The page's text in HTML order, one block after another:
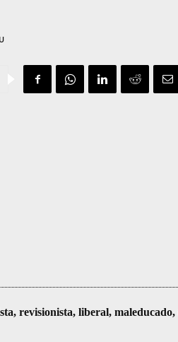
revisionista, liberal,